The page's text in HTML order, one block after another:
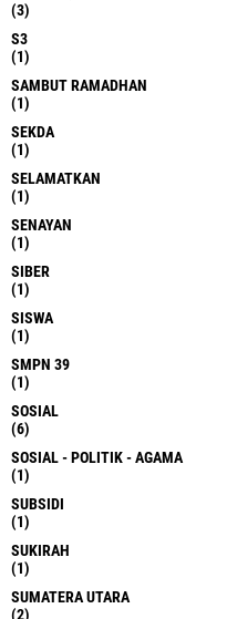
(3)
S3
(1)
SAMBUT RAMADHAN
(1)
SEKDA
(1)
SELAMATKAN
(1)
SENAYAN
(1)
SIBER
(1)
SISWA
(1)
SMPN 39
(1)
SOSIAL
(6)
SOSIAL - POLITIK - AGAMA
(1)
SUBSIDI
(1)
SUKIRAH
(1)
SUMATERA UTARA
(2)